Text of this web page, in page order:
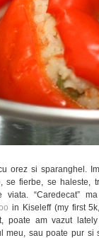
orez si sparanghel.
se fierbe, se haleste,
viata. “Caredecat”
in Kiseleff (my first
poate am vazut
meu, sau poate pur